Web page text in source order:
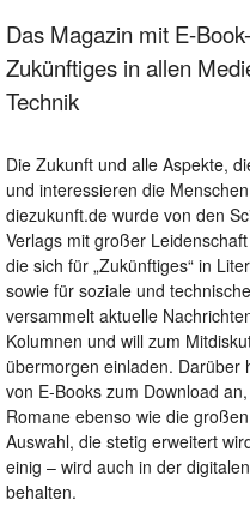
Das Magazin mit E-
Zukünftiges in allen
Technik
Die Zukunft und alle Aspekte,
und interessieren die
diezukunft.de wurde von den
Verlags mit großer
die sich für „Zukünftiges“ in
sowie für soziale und
versammelt aktuelle
Kolumnen und will zum
übermorgen einladen. Darüber
von E-Books zum Download
Romane ebenso wie die
Auswahl, die stetig erweitert
einig – wird auch in der
behalten.